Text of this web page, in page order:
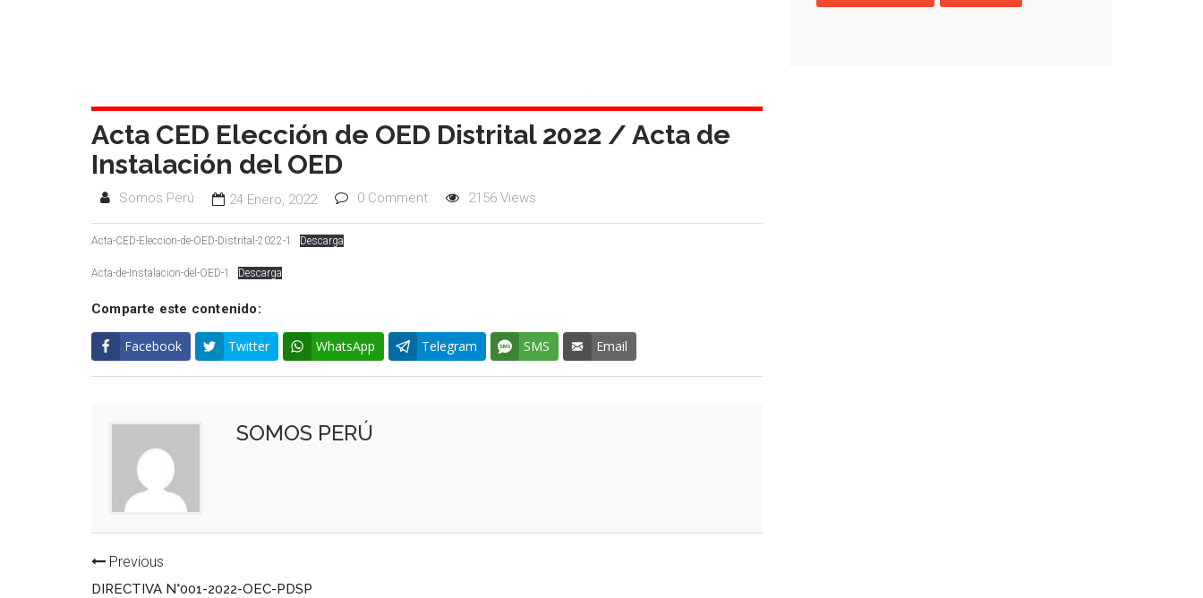
Acta CED Elección de OED Distrital 2022 / Acta de
Instalación del OED
Somos Perú 24 Enero, 2022 0 Comment 2156 Views
Acta-CED-Eleccion-de-OED-Distrital-2022-1 Descarga
Acta-de-Instalacion-del-OED-1 Descarga
Comparte este contenido:
Facebook Twitter WhatsApp Telegram SMS Email
SOMOS PERÚ
Previous
DIRECTIVA N°001-2022-OEC-PDSP